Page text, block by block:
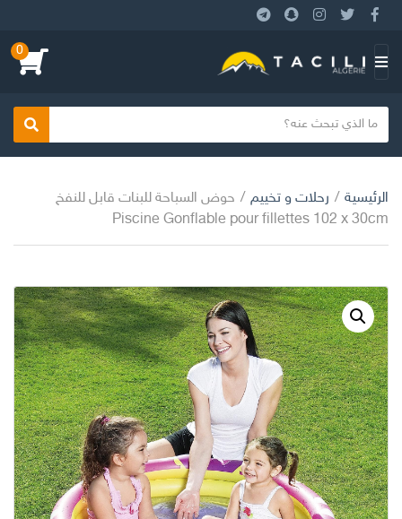
س
ص
ا
بحث
0
الرئيسية / رحلات و تخييم / حوض السباحة للبنات قابل للنفخ
Piscine Gonflable pour fillettes 102 x 30cm